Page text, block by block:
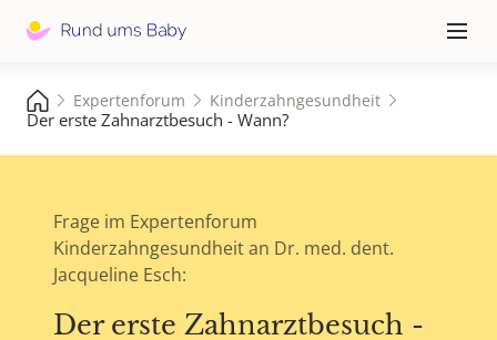
≡
Expertenforum Kinderzahngesundheit
Der erste Zahnarztbesuch - Wann?
Frage im Expertenforum
Kinderzahngesundheit an Dr. med. dent.
Jacqueline Esch:
Der erste Zahnarztbesuch -